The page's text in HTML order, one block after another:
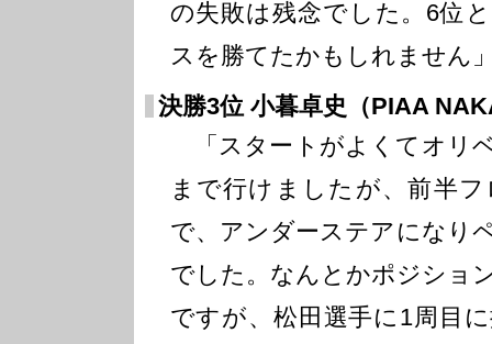
の失敗は残念でした。6位
スを勝てたかもしれません
決勝3位 小暮卓史（PIAA
「スタートがよくてオリ
まで行けましたが、前半
で、アンダーステアになり
でした。なんとかポジショ
ですが、松田選手に1周目